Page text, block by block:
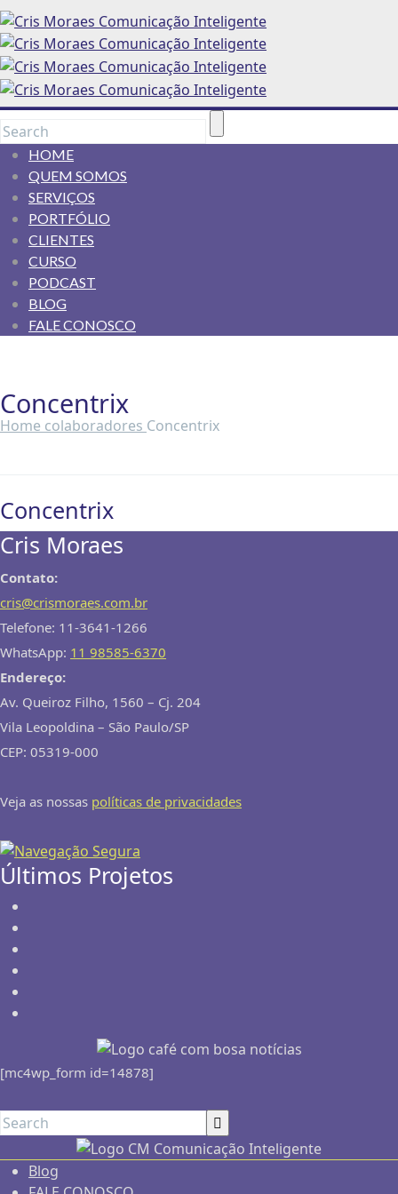
HOME
QUEM SOMOS
SERVIÇOS
PORTFÓLIO
CLIENTES
CURSO
PODCAST
BLOG
FALE CONOSCO
Concentrix
Home colaboradores Concentrix
Concentrix
Cris Moraes
Contato:
cris@crismoraes.com.br
Telefone: 11-3641-1266
WhatsApp: 11 98585-6370
Endereço:
Av. Queiroz Filho, 1560 – Cj. 204
Vila Leopoldina – São Paulo/SP
CEP: 05319-000
Veja as nossas políticas de privacidades
Últimos Projetos
[mc4wp_form id=14878]
Blog